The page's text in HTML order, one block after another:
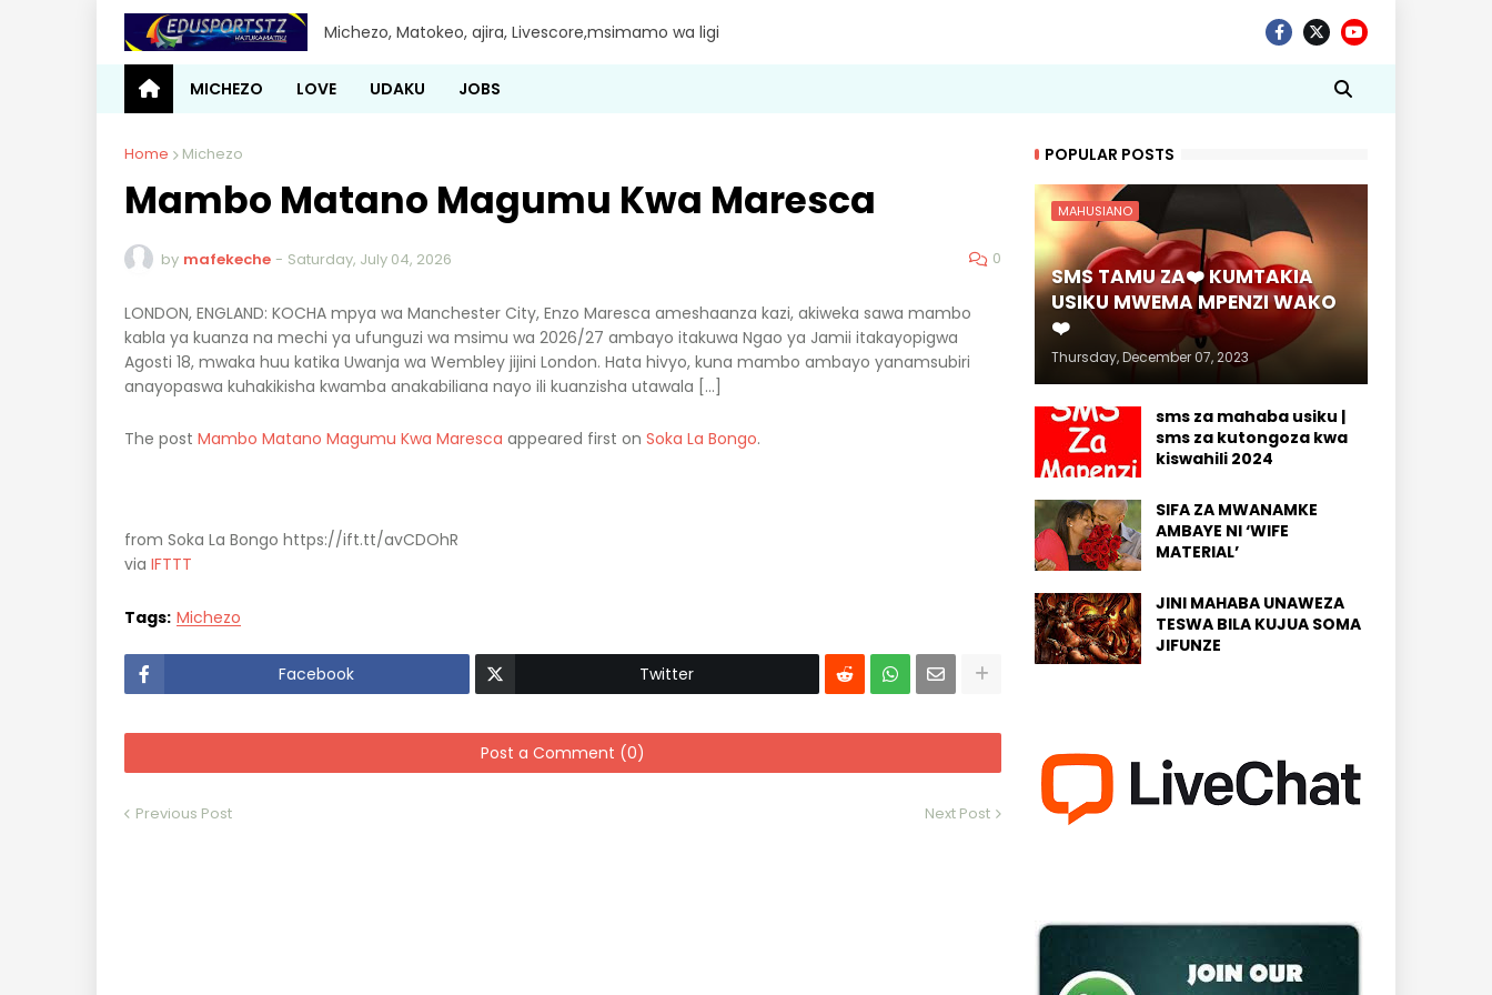
Michezo, Matokeo, ajira, Livescore,msimamo wa ligi
MICHEZO LOVE UDAKU JOBS
Home Michezo
Mambo Matano Magumu Kwa Maresca
by mafekeche - Saturday, July 04, 2026 0
LONDON, ENGLAND: KOCHA mpya wa Manchester City, Enzo Maresca ameshaanza kazi, akiweka sawa mambo
kabla ya kuanza na mechi ya ufunguzi wa msimu wa 2026/27 ambayo itakuwa Ngao ya Jamii itakayopigwa
Agosti 18, mwaka huu katika Uwanja wa Wembley jijini London. Hata hivyo, kuna mambo ambayo yanamsubiri
anayopaswa kuhakikisha kwamba anakabiliana nayo ili kuanzisha utawala […]
The post Mambo Matano Magumu Kwa Maresca appeared first on Soka La Bongo.
from Soka La Bongo https://ift.tt/avCDOhR
via IFTTT
Tags: Michezo
Facebook Twitter
Post a Comment (0)
Previous Post Next Post
POPULAR POSTS
MAHUSIANO
SMS TAMU ZA❤️ KUMTAKIA
USIKU MWEMA MPENZI WAKO
❤️
Thursday, December 07, 2023
sms za mahaba usiku |
sms za kutongoza kwa
kiswahili 2024
SIFA ZA MWANAMKE
AMBAYE NI ‘WIFE
MATERIAL’
JINI MAHABA UNAWEZA
TESWA BILA KUJUA SOMA
JIFUNZE